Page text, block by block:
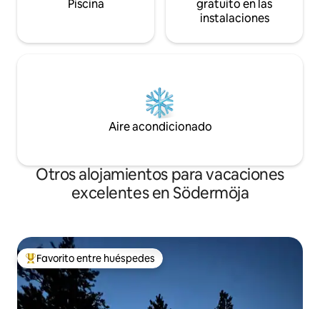
Piscina
gratuito en las
instalaciones
Aire acondicionado
Otros alojamientos para vacaciones
excelentes en Södermöja
Favorito entre huéspedes preferido
Favorito entre huéspedes